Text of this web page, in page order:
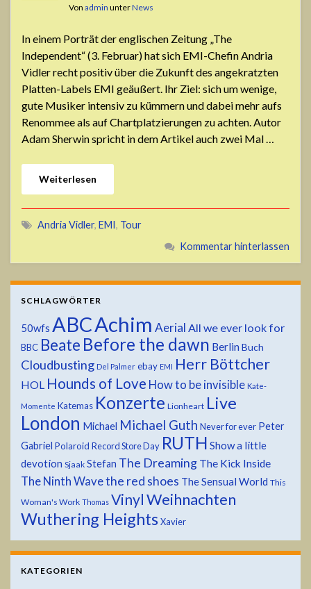
Von admin unterNews
In einem Porträt der englischen Zeitung „The
Independent“ (3. Februar) hat sich EMI-Chefin Andria
Vidler recht positiv über die Zukunft des angekratzten
Platten-Labels EMI geäußert. Ihr Ziel: sich um wenige,
gute Musiker intensiv zu kümmern und dabei mehr aufs
Renommee als auf Chartplatzierungen zu achten. Autor
Adam Sherwin spricht in dem Artikel auch zwei Mal …
Weiterlesen
Andria Vidler, EMI , Tour
Kommentar hinterlassen
SCHLAGWÖRTER
50wfs ABCAchim Aerial All we ever look for
BBC Beate Before the dawn Berlin Buch
Cloudbusting Del Palmer ebay EMI Herr Böttcher
HOL Hounds of Love How to be invisible Kate-
Momente Katemas Konzerte Lionheart Live
London Michael Michael Guth Never for ever Peter
Gabriel Polaroid Record Store Day RUTH Show a little
devotion Sjaak Stefan The Dreaming The Kick Inside
The Ninth Wavethe red shoes The Sensual World This
Woman's Work Thomas VinylWeihnachten
Wuthering Heights Xavier
KATEGORIEN